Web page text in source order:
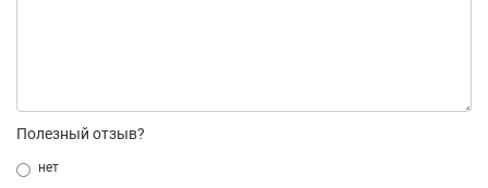
Полезный отзыв?
нет